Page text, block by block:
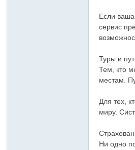
Если
сервис
Туры и
Тем, кто
местам.
Для тех,
миру.
Ни одно